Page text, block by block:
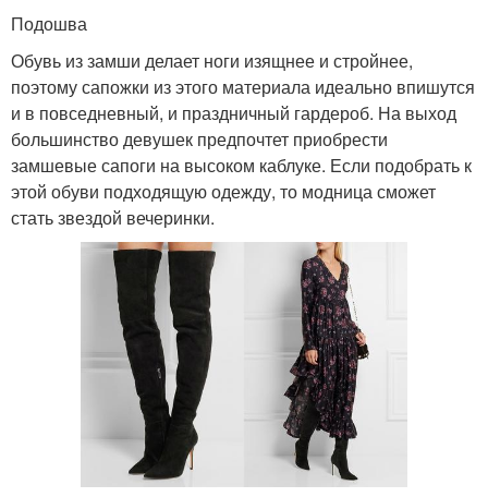
Подошва
Обувь из замши делает ноги изящнее и стройнее,
поэтому сапожки из этого материала идеально впишутся
и в повседневный, и праздничный гардероб. На выход
большинство девушек предпочтет приобрести
замшевые сапоги на высоком каблуке. Если подобрать к
этой обуви подходящую одежду, то модница сможет
стать звездой вечеринки.